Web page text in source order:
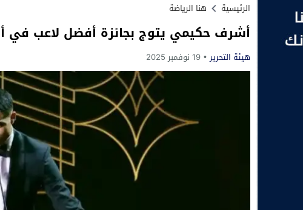
الرئيسية هنا الرياضة
أشرف حكيمي يتوج بجائزة أفضل لاعب في
هيئة التحرير 19 نوفمبر 2025